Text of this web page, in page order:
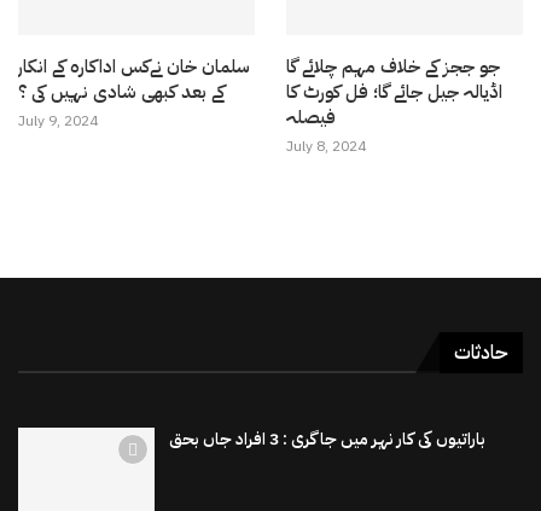
سلمان خان نےکس اداکارہ کے انکار
کے بعد کبھی شادی نہیں کی ؟
July 9, 2024
جو ججز کے خلاف مہم چلائے گا
اڈیالہ جیل جائے گا؛ فل کورٹ کا
فیصلہ
July 8, 2024
حادثات
باراتیوں کی کار نہر میں جاگری : 3 افراد جاں بحق